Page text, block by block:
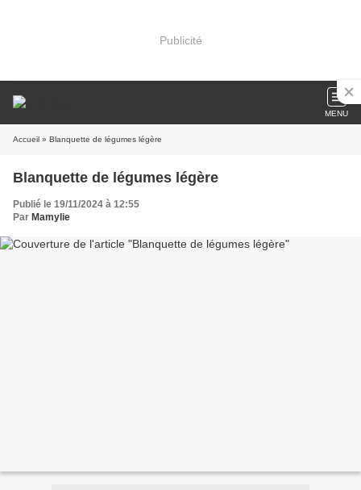
Publicité
MENU
Accueil » Blanquette de légumes légère
Blanquette de légumes légère
Publié le 19/11/2024 à 12:55
Par Mamylie